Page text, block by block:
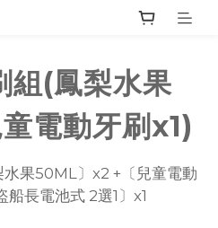
組(鳳梨水果
電動牙刷x1)
果50ML〕x2 +〔兒童電動
長電池式 2選1〕x1